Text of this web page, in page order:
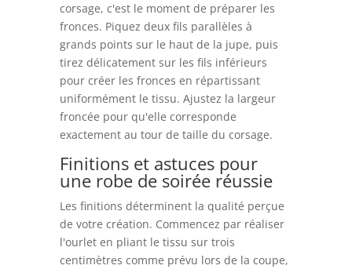
corsage, c'est le moment de préparer les
fronces. Piquez deux fils parallèles à
grands points sur le haut de la jupe, puis
tirez délicatement sur les fils inférieurs
pour créer les fronces en répartissant
uniformément le tissu. Ajustez la largeur
froncée pour qu'elle corresponde
exactement au tour de taille du corsage.
Finitions et astuces pour
une robe de soirée réussie
Les finitions déterminent la qualité perçue
de votre création. Commencez par réaliser
l'ourlet en pliant le tissu sur trois
centimètres comme prévu lors de la coupe,